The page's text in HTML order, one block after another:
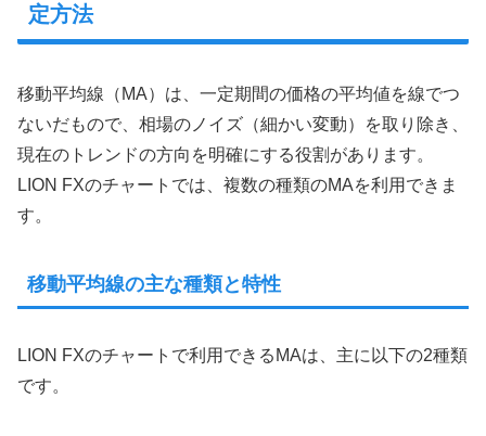
定方法
移動平均線（MA）は、一定期間の価格の平均値を線でつ
ないだもので、相場のノイズ（細かい変動）を取り除き、
現在のトレンドの方向を明確にする役割があります。
LION FXのチャートでは、複数の種類のMAを利用できま
す。
移動平均線の主な種類と特性
LION FXのチャートで利用できるMAは、主に以下の2種類
です。